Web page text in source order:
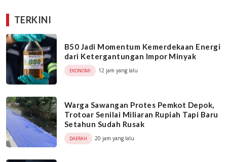
TERKINI
B50 Jadi Momentum Kemerdekaan Energi
dari Ketergantungan Impor Minyak
EKONOMI 12 jam yang lalu
Warga Sawangan Protes Pemkot Depok,
Trotoar Senilai Miliaran Rupiah Tapi Baru
Setahun Sudah Rusak
DAERAH 20 jam yang lalu